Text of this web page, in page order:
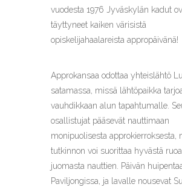
vuodesta 1976 Jyväskylän kadut
täyttyneet kaiken värisistä
opiskelijahaalareista appropäivänä!
Approkansaa odottaa yhteislähtö
satamassa, missä lähtöpaikka
vauhdikkaan alun tapahtumalle.
osallistujat pääsevät nauttimaan
monipuolisesta approkierroksesta,
tutkinnon voi suorittaa hyvästä
juomasta nauttien. Päivän
Paviljongissa, ja lavalle nousevat